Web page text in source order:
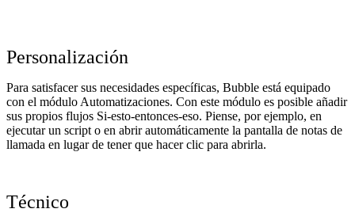
Personalización
Para satisfacer sus necesidades específicas, Bubble está equipado
con el módulo Automatizaciones. Con este módulo es posible añadir
sus propios flujos Si-esto-entonces-eso. Piense, por ejemplo, en
ejecutar un script o en abrir automáticamente la pantalla de notas de
llamada en lugar de tener que hacer clic para abrirla.
Técnico